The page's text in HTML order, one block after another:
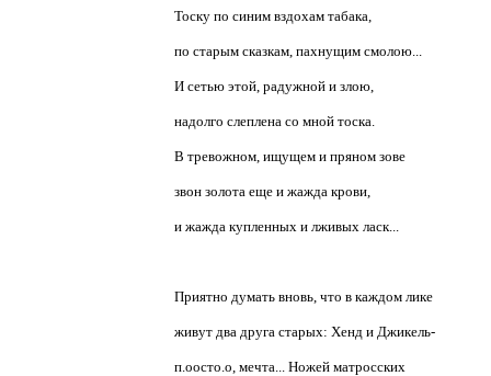
Тоску по синим вздохам табака,
по старым сказкам, пахнущим смолою...
И сетью этой, радужной и злою,
надолго слеплена со мной тоска.
В тревожном, ищущем и пряном зове
звон золота еще и жажда крови,
и жажда купленных и лживых ласк...
Приятно думать вновь, что в каждом лике
живут два друга старых: Хенд и Джикель-
п.оосто.о, мечта... Ножей матросских